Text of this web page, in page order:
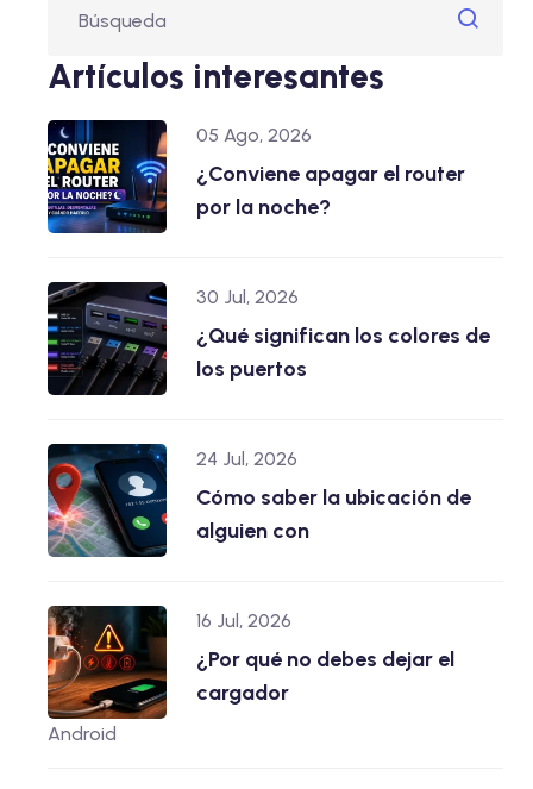
Artículos interesantes
05 Ago, 2026
¿Conviene apagar el router
por la noche?
30 Jul, 2026
¿Qué significan los colores de
los puertos
24 Jul, 2026
Cómo saber la ubicación de
alguien con
16 Jul, 2026
¿Por qué no debes dejar el
cargador
Android